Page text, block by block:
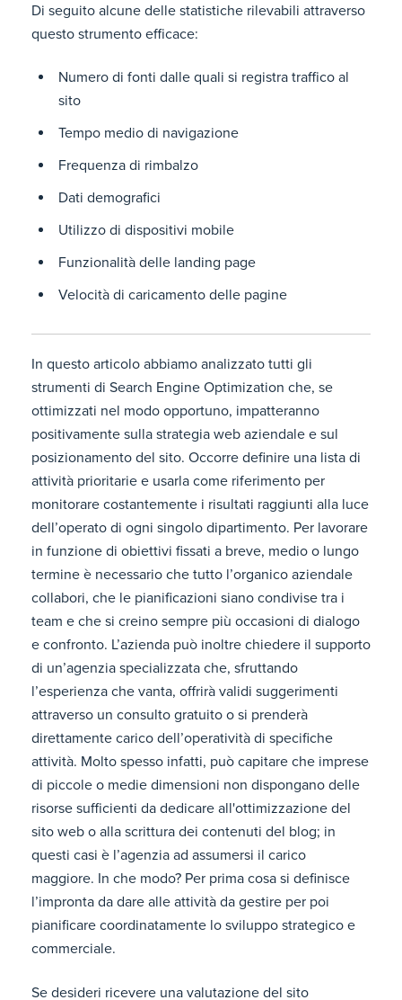
Di seguito alcune delle statistiche rilevabili attraverso
questo strumento efficace:
Numero di fonti dalle quali si registra traffico al
sito
Tempo medio di navigazione
Frequenza di rimbalzo
Dati demografici
Utilizzo di dispositivi mobile
Funzionalità delle landing page
Velocità di caricamento delle pagine
In questo articolo abbiamo analizzato tutti gli
strumenti di Search Engine Optimization che, se
ottimizzati nel modo opportuno, impatteranno
positivamente sulla strategia web aziendale e sul
posizionamento del sito. Occorre definire una lista di
attività prioritarie e usarla come riferimento per
monitorare costantemente i risultati raggiunti alla luce
dell’operato di ogni singolo dipartimento. Per lavorare
in funzione di obiettivi fissati a breve, medio o lungo
termine è necessario che tutto l’organico aziendale
collabori, che le pianificazioni siano condivise tra i
team e che si creino sempre più occasioni di dialogo
e confronto. L’azienda può inoltre chiedere il supporto
di un’agenzia specializzata che, sfruttando
l’esperienza che vanta, offrirà validi suggerimenti
attraverso un consulto gratuito o si prenderà
direttamente carico dell’operatività di specifiche
attività. Molto spesso infatti, può capitare che imprese
di piccole o medie dimensioni non dispongano delle
risorse sufficienti da dedicare all'ottimizzazione del
sito web o alla scrittura dei contenuti del blog; in
questi casi è l’agenzia ad assumersi il carico
maggiore. In che modo? Per prima cosa si definisce
l’impronta da dare alle attività da gestire per poi
pianificare coordinatamente lo sviluppo strategico e
commerciale.
Se desideri ricevere una valutazione del sito